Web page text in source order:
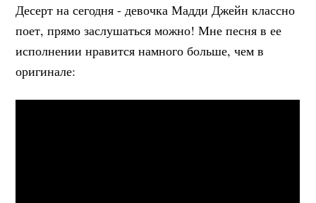
Десерт на сегодня - девочка Мадди Джейн классно
поет, прямо заслушаться можно! Мне песня в ее
исполнении нравится намного больше, чем в
оригинале: